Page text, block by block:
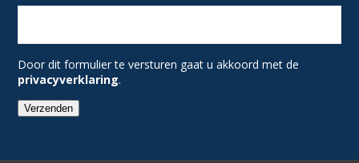
Door dit formulier te versturen gaat u akkoord met de
privacyverklaring.
Verzenden